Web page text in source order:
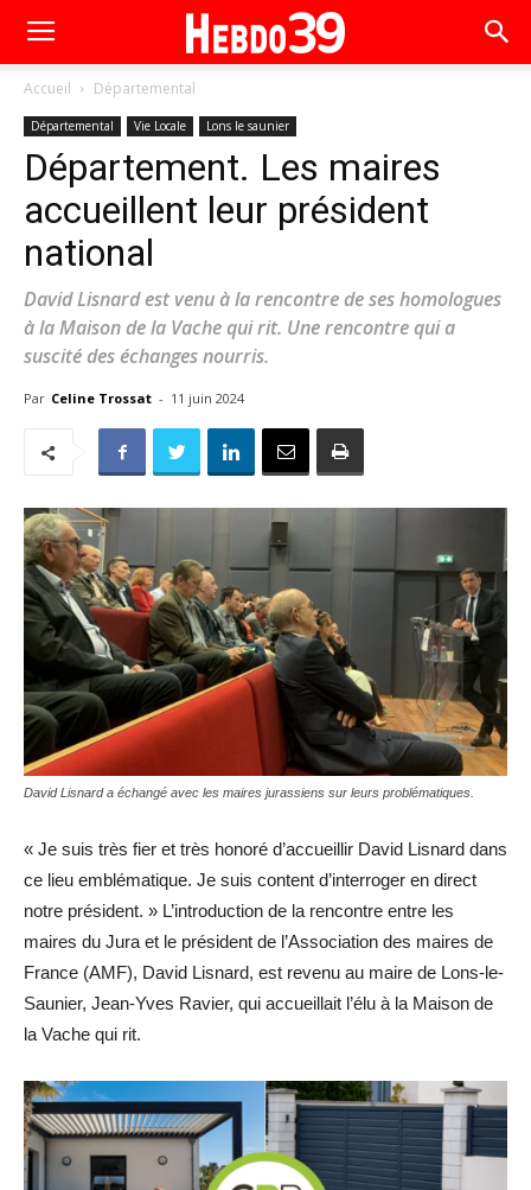
Accueil Départemental
Départemental Vie Locale Lons le saunier
Département. Les maires
accueillent leur président
national
David Lisnard est venu à la rencontre de ses homologues
à la Maison de la Vache qui rit. Une rencontre qui a
suscité des échanges nourris.
Par Celine Trossat - 11 juin 2024
David Lisnard a échangé avec les maires jurassiens sur leurs problématiques.
« Je suis très fier et très honoré d’accueillir David Lisnard dans
ce lieu emblématique. Je suis content d’interroger en direct
notre président. » L’introduction de la rencontre entre les
maires du Jura et le président de l’Association des maires de
France (AMF), David Lisnard, est revenu au maire de Lons-le-
Saunier, Jean-Yves Ravier, qui accueillait l’élu à la Maison de
la Vache qui rit.